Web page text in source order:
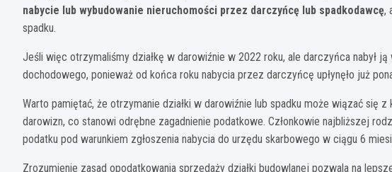
nabycie lub wybudowanie nieruchomości przez darczyńcę lub spadkodawcę,
spadku.
Jeśli więc otrzymaliśmy działkę w darowiźnie w 2022 roku, ale darczyńca nabył
dochodowego, ponieważ od końca roku nabycia przez darczyńcę upłynęło już
Warto pamiętać, że otrzymanie działki w darowiźnie lub spadku może wiązać się
darowizn, co stanowi odrębne zagadnienie podatkowe. Członkowie najbliższej
podatku pod warunkiem zgłoszenia nabycia do urzędu skarbowego w ciągu 6
Zrozumienie zasad opodatkowania sprzedaży działki budowlanej pozwala na